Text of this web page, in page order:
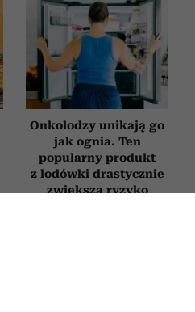
Onkolodzy unikają go
jak ognia. Ten
popularny produkt
z lodówki drastycznie
zwiększa ryzyko